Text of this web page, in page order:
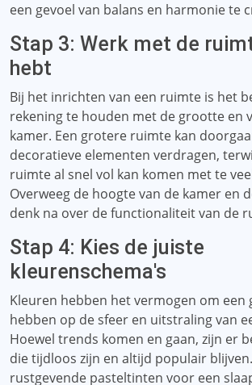
een gevoel van balans en harmonie te
Stap 3: Werk met de
hebt
Bij het inrichten van een ruimte is het
rekening te houden met de grootte en
kamer. Een grotere ruimte kan
decoratieve elementen verdragen,
ruimte al snel vol kan komen met te
Overweeg de hoogte van de kamer en
denk na over de functionaliteit van de
Stap 4: Kies de juiste
kleurenschema's
Kleuren hebben het vermogen om
hebben op de sfeer en uitstraling van
Hoewel trends komen en gaan, zijn er
die tijdloos zijn en altijd populair
rustgevende pasteltinten voor een